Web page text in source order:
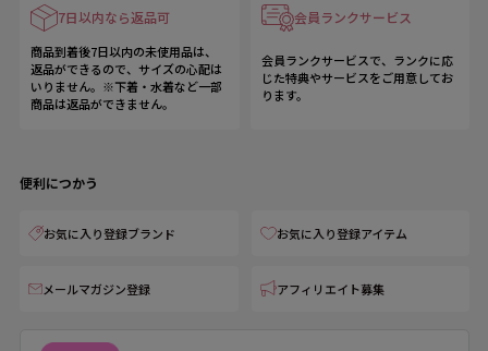
7日以内なら返品可
商品到着後7日以内の未使用品は、
返品ができるので、サイズの心配は
いりません。※下着・水着など一部
商品は返品ができません。
会員ランクサービス
会員ランクサービスで、ランクに応
じた特典やサービスをご用意してお
ります。
便利につかう
お気に入り登録ブランド お気に入り登録アイテム
メールマガジン登録 アフィリエイト募集